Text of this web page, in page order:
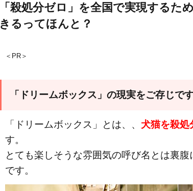
「殺処分ゼロ」を全国で実現するた
きるってほんと？
＜PR＞
「ドリームボックス」の現実をご存じで
「ドリームボックス」とは、、 犬猫を殺処
す。
とても楽しそうな雰囲気の呼び名とは裏
です。